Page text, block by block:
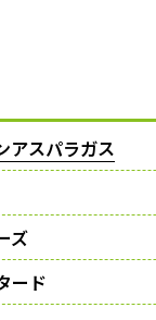
アスパラガス
ズ
ード